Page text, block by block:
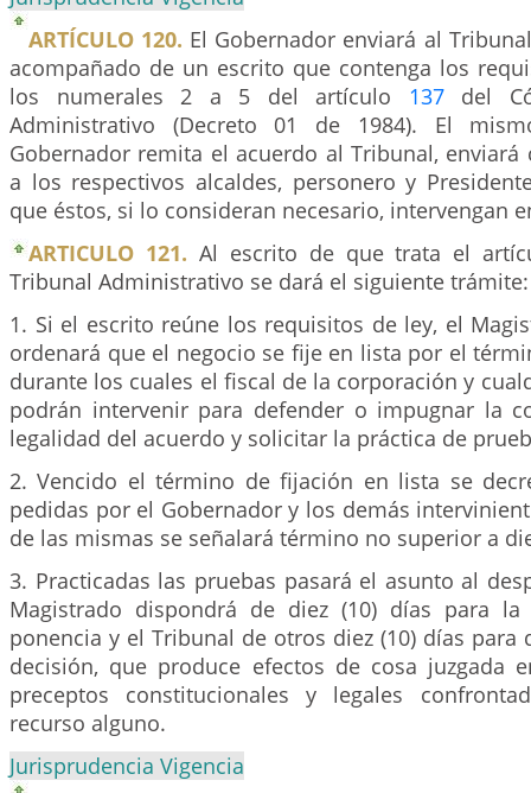
ARTÍCULO 120. El Gobernador enviará al
acompañado de un escrito que contenga los
los numerales 2 a 5 del artículo
137del
Administrativo (Decreto 01 de 1984). El
Gobernador remita el acuerdo al Tribunal,
a los respectivos alcaldes, personero y
que éstos, si lo consideran necesario, intervengan
ARTICULO 121. Al escrito de que trata el
Tribunal Administrativo se dará el siguiente trámite:
1. Si el escrito reúne los requisitos de ley, el
ordenará que el negocio se fije en lista por el
durante los cuales el fiscal de la corporación y
podrán intervenir para defender o impugnar la
legalidad del acuerdo y solicitar la práctica de
2. Vencido el término de fijación en lista se
pedidas por el Gobernador y los demás
de las mismas se señalará término no superior a
3. Practicadas las pruebas pasará el asunto al
Magistrado dispondrá de diez (10) días para
ponencia y el Tribunal de otros diez (10) días para
decisión, que produce efectos de cosa juzgada
preceptos constitucionales y legales
recurso alguno.
Jurisprudencia Vigencia